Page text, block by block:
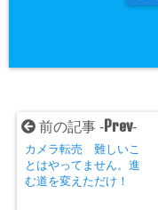
前の記事 -Prev-
カメラ転売 難しいこ
とはやってません。進
む道を変えただけ！